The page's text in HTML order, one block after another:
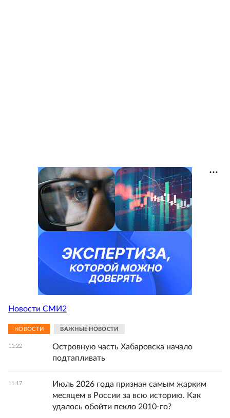
Новости СМИ2
НОВОСТИ ВАЖНЫЕ НОВОСТИ
11:22
Островную часть Хабаровска начало
подтапливать
11:17
Июль 2026 года признан самым жарким
месяцем в России за всю историю. Как
удалось обойти пекло 2010-го?